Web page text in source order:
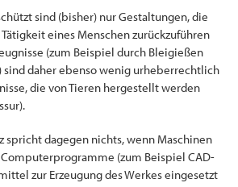
sind (bisher) nur Gestaltungen, die
eines Menschen zurückzuführen
(zum Beispiel durch Bleigießen
sind daher ebenso wenig urheberrechtlich
die von Tieren hergestellt werden
spricht dagegen nichts, wenn Maschinen
(zum Beispiel CAD-
zur Erzeugung des Werkes eingesetzt